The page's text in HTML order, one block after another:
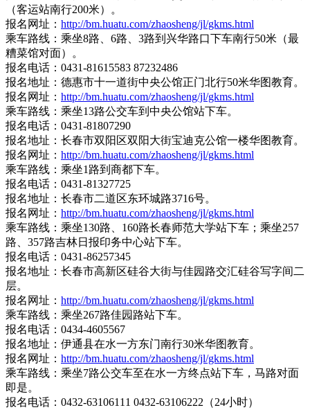
（客运站南行200米）。
报名网址： http://bm.huatu.com/zhaosheng/jl/gkms.html
乘车路线：乘坐8路、6路、3路到兴华路口下车南行50米（最
糟菜馆对面）。
报名电话：0431-81615583 87232486
报名地址：德惠市十一道街中央公馆正门北行50米华图教育。
报名网址： http://bm.huatu.com/zhaosheng/jl/gkms.html
乘车路线：乘坐13路公交车到中央公馆站下车。
报名电话：0431-81807290
报名地址：长春市双阳区双阳大街宝迪克公馆一楼华图教育。
报名网址： http://bm.huatu.com/zhaosheng/jl/gkms.html
乘车路线：乘坐1路到商都下车。
报名电话：0431-81327725
报名地址：长春市二道区东环城路3716号。
报名网址： http://bm.huatu.com/zhaosheng/jl/gkms.html
乘车路线：乘坐130路、160路长春师范大学站下车；乘坐257
路、357路吉林日报印务中心站下车。
报名电话：0431-86257345
报名地址：长春市高新区硅谷大街与佳园路交汇硅谷写字间二
层。
报名网址： http://bm.huatu.com/zhaosheng/jl/gkms.html
乘车路线：乘坐267路佳园路站下车。
报名电话：0434-4605567
报名地址：伊通县在水一方东门南行30米华图教育。
报名网址： http://bm.huatu.com/zhaosheng/jl/gkms.html
乘车路线：乘坐7路公交车至在水一方终点站下车，马路对面
即是。
报名电话：0432-63106111 0432-63106222（24小时）